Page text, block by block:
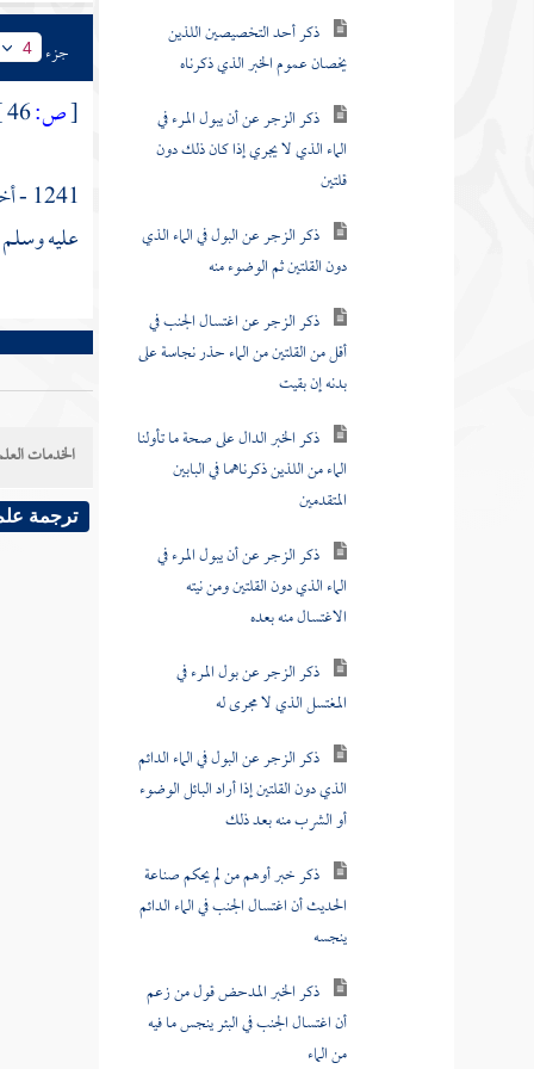
ذكر الزجر عن أن يبول المرء في
الماء الذي لا يجري إذا كان ذلك دون
ذكر الزجر عن البول في الماء الذي
دون القلتين ثم الوضوء منه
ذكر الزجر عن اغتسال الجنب في
أقل من القلتين من الماء حذر نجاسة على
ذكر الخبر الدال على صحة ما تأولنا
الماء من اللذين ذكرناهما في البابين
ذكر الزجر عن أن يبول المرء في
الماء الذي دون القلتين ومن نيته
ذكر الزجر عن بول المرء في
المغتسل الذي لا مجرى له
ذكر الزجر عن البول في الماء الدائم
الذي دون القلتين إذا أراد البائل الوضوء
أو الشرب منه بعد ذلك
ذكر خبر أوهم من لم يحكم صناعة
الحديث أن اغتسال الجنب في الماء الدائم
ينجسه
ذكر الخبر المدحض قول من زعم
أن اغتسال الجنب في البئر ينجس ما فيه
ذكر الخبر المدحض قول من زعم
أن الجنب إذا وقع في البئر وهو ينوي
جزء 4
[ص:
1241 - أخبرنا
عليه
الخدمات
ترجمة